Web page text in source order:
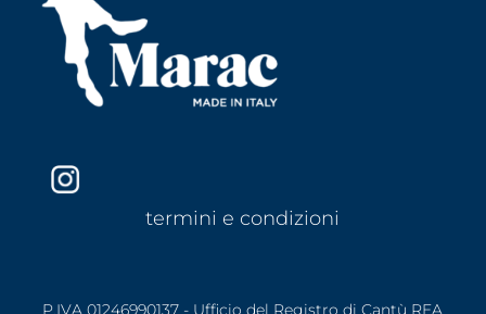
termini e condizioni
P.IVA 01246990137 - Ufficio del Registro di Cantù REA